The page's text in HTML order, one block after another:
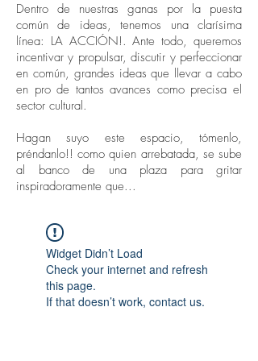
Dentro de nuestras ganas por la puesta
común de ideas, tenemos una clarísima
línea: LA ACCIÓN!. Ante todo, queremos
incentivar y propulsar, discutir y perfeccionar
en común, grandes ideas que llevar a cabo
en pro de tantos avances como precisa el
sector cultural.
Hagan suyo este espacio, tómenlo,
préndanlo!! como quien arrebatada, se sube
al banco de una plaza para gritar
inspiradoramente que...
Widget Didn’t Load
Check your internet and refresh
this page.
If that doesn’t work, contact us.